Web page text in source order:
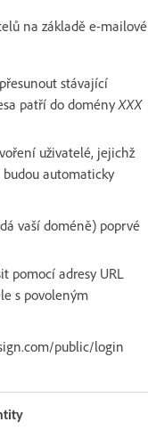
na základě e-mailové
stávající
patří do domény XXX
uživatelé, jejichž
budou automaticky
vaší doméně) poprvé
pomocí adresy URL
s povoleným
public/login